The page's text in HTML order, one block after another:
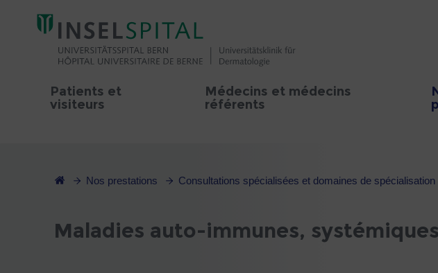
Patients et
visiteurs
Médecins et médecins
référents
Nos prestations Consultations spécialisées et domaines de spécialisation
Maladies auto-immunes,